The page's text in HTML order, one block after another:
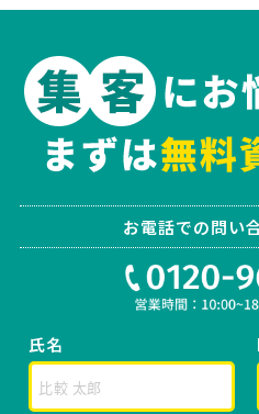
お電話での問い
氏名